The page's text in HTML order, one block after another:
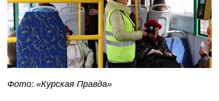
Фото: «Курская Правда»